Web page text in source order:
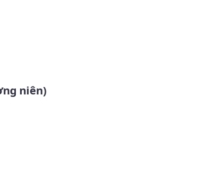
niên)